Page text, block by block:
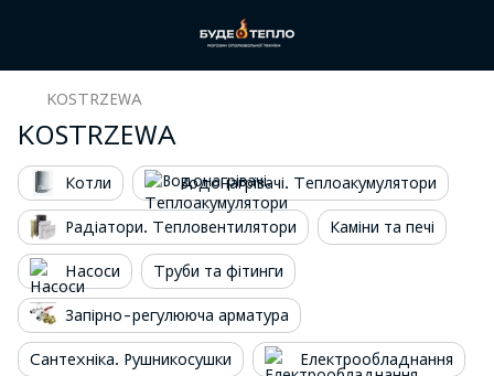
KOSTRZEWA
KOSTRZEWA
Котли Водонагрівачі. Теплоакумулятори
Радіатори. Тепловентилятори Каміни та печі
Насоси Труби та фітинги
Запірно-регулююча арматура
Сантехніка. Рушникосушки Електрообладнання